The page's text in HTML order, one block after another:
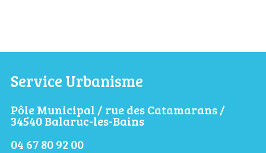
Service Urbanisme
Pôle Municipal / rue des Catamarans /
34540 Balaruc-les-Bains
04 67 80 92 00